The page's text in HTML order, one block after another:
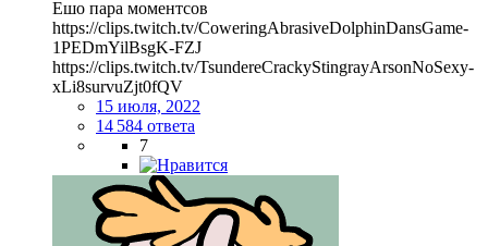
Ешо пара моментсов
https://clips.twitch.tv/CoweringAbrasiveDolphinDansGame-
1PEDmYilBsgK-FZJ
https://clips.twitch.tv/TsundereCrackyStingrayArsonNoSexy-
xLi8survuZjt0fQV
15 июля, 2022
14 584 ответа
7